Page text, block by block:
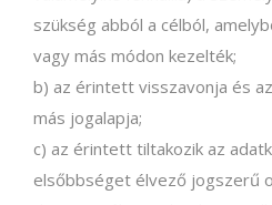
szükség abból a célból,
vagy más módon kezelték;
b) az érintett visszavonja és
más jogalapja;
c) az érintett tiltakozik az
elsőbbséget élvező jogszerű